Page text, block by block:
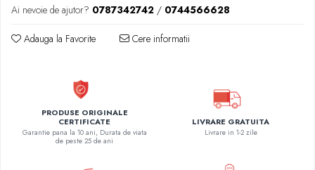
Ai nevoie de ajutor? 0787342742 / 0744566628
Adauga la Favorite Cere informatii
PRODUSE ORIGINALE
CERTIFICATE
Garantie pana la 10 ani, Durata de viata
de peste 25 de ani
LIVRARE GRATUITA
Livrare in 1-2 zile